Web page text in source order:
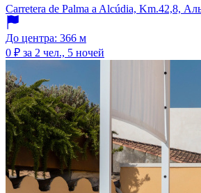
Carretera de Palma a Alcúdia, Km.42,8,
До центра: 366 м
0 ₽ за 2 чел., 5 ночей